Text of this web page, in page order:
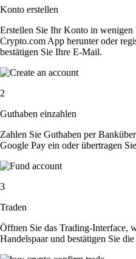
Konto erstellen
Erstellen Sie Ihr Konto in
Crypto.com App herunter oder
bestätigen Sie Ihre E-Mail.
2
Guthaben einzahlen
Zahlen Sie Guthaben per
Google Pay ein oder übertragen
3
Traden
Öffnen Sie das Trading-Interface,
Handelspaar und bestätigen Sie